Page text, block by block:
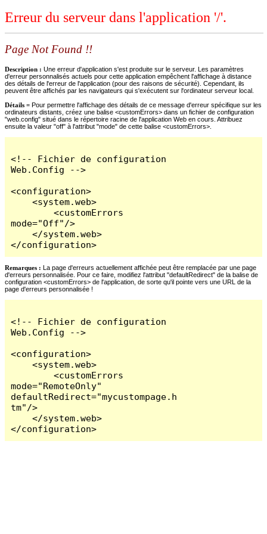
Erreur du serveur dans l'application '/'.
Page Not Found !!
Description : Une erreur d'application s'est produite sur le serveur. Les paramètres
d'erreur personnalisés actuels pour cette application empêchent l'affichage à distance
des détails de l'erreur de l'application (pour des raisons de sécurité). Cependant, ils
peuvent être affichés par les navigateurs qui s'exécutent sur l'ordinateur serveur local.
Détails = Pour permettre l'affichage des détails de ce message d'erreur spécifique sur les
ordinateurs distants, créez une balise <customErrors> dans un fichier de configuration
"web.config" situé dans le répertoire racine de l'application Web en cours. Attribuez
ensuite la valeur "off" à l'attribut "mode" de cette balise <customErrors>.
<!-- Fichier de configuration
Web.Config -->
<configuration>
    <system.web>
        <customErrors
mode="Off"/>
    </system.web>
</configuration>
Remarques : La page d'erreurs actuellement affichée peut être remplacée par une page
d'erreurs personnalisée. Pour ce faire, modifiez l'attribut "defaultRedirect" de la balise de
configuration <customErrors> de l'application, de sorte qu'il pointe vers une URL de la
page d'erreurs personnalisée !
<!-- Fichier de configuration
Web.Config -->
<configuration>
    <system.web>
        <customErrors
mode="RemoteOnly"
defaultRedirect="mycustompage.h
tm"/>
    </system.web>
</configuration>